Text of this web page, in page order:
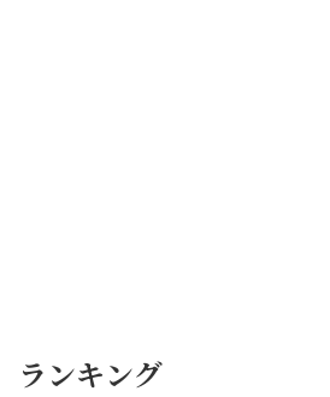
ランキング